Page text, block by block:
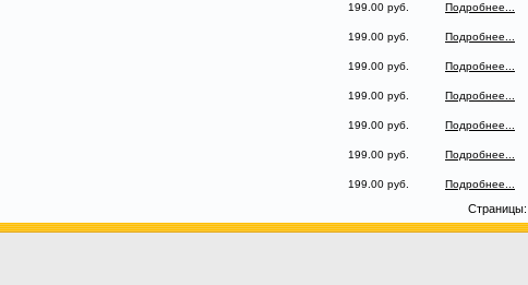
199.00 руб.
Подробнее...
199.00 руб.
Подробнее...
199.00 руб.
Подробнее...
199.00 руб.
Подробнее...
199.00 руб.
Подробнее...
199.00 руб.
Подробнее...
199.00 руб. Подробнее...
Страницы: